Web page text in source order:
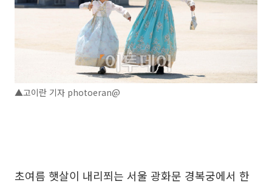
▲고이란 기자 photoeran@
초여름 햇살이 내리쬐는 서울 광화문 경복궁에서 한